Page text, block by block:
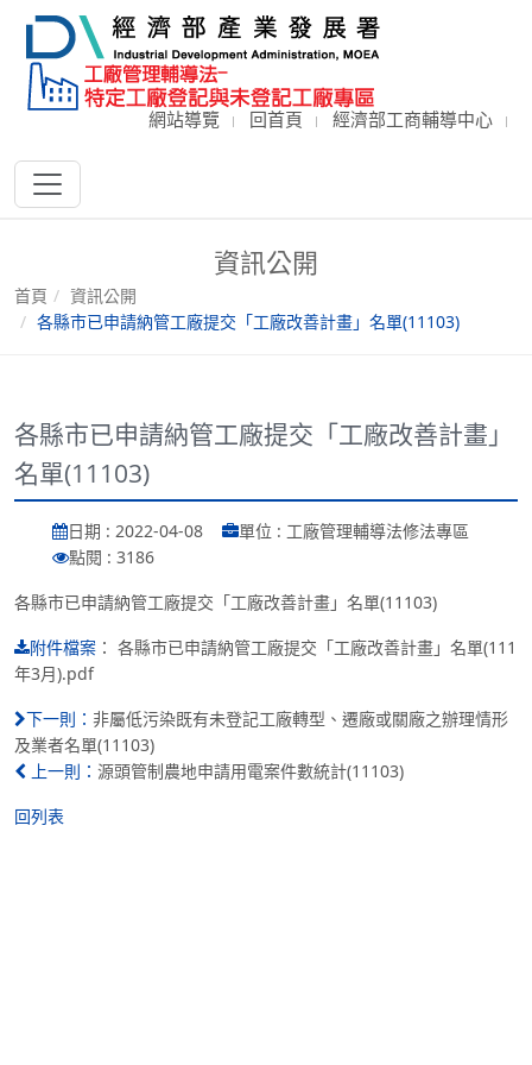
網站導覽 回首頁 經濟部工商輔導中心
資訊公開
首頁
資訊公開
各縣市已申請納管工廠提交「工廠改善計畫」名單(11103)
各縣市已申請納管工廠提交「工廠改善計畫」
名單(11103)
日期 : 2022-04-08
單位 : 工廠管理輔導法修法專區
點閱 : 3186
各縣市已申請納管工廠提交「工廠改善計畫」名單(11103)
附件檔案 ： 各縣市已申請納管工廠提交「工廠改善計畫」名單(111
年3月).pdf
下一則： 非屬低污染既有未登記工廠轉型、遷廠或關廠之辦理情形
及業者名單(11103)
上一則： 源頭管制農地申請用電案件數統計(11103)
回列表